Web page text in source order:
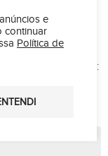
m largura x 1,60 m
de Vinila (PVC)Forro:
e
continuar
Política de